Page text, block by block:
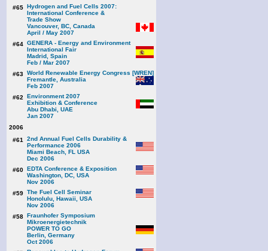
#65 Hydrogen and Fuel Cells 2007:
International Conference &
Trade Show
Vancouver, BC, Canada
April / May 2007
#64 GENERA - Energy and Environment
International Fair
Madrid, Spain
Feb / Mar 2007
#63 World Renewable Energy Congress [WREN]
Fremantle, Australia
Feb 2007
#62
Environment 2007
Exhibition & Conference
Abu Dhabi, UAE
Jan 2007
2006
#61
2nd Annual Fuel Cells Durability &
Performance 2006
Miami Beach, FL USA
Dec 2006
#60 EDTA Conference & Exposition
Washington, DC, USA
Nov 2006
#59 The Fuel Cell Seminar
Honolulu, Hawaii, USA
Nov 2006
#58 Fraunhofer Symposium
Mikroenergietechnik
POWER TO GO
Berlin, Germany
Oct 2006